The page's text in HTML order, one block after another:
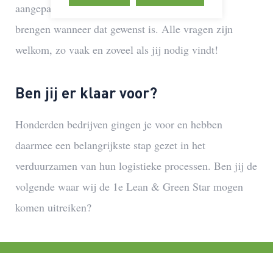
aangepakt en kunnen we je daarmee in contact
brengen wanneer dat gewenst is. Alle vragen zijn
welkom, zo vaak en zoveel als jij nodig vindt!
Ben jij er klaar voor?
Honderden bedrijven gingen je voor en hebben
daarmee een belangrijkste stap gezet in het
verduurzamen van hun logistieke processen. Ben jij de
volgende waar wij de 1e Lean & Green Star mogen
komen uitreiken?